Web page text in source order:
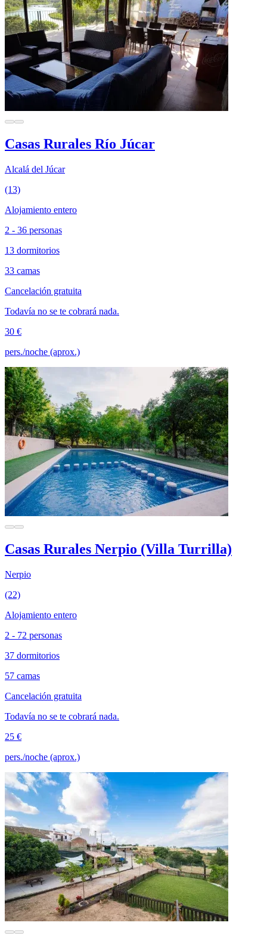
Casas Rurales Río Júcar
Alcalá del Júcar
(13)
Alojamiento entero
2 - 36 personas
13 dormitorios
33 camas
Cancelación gratuita
Todavía no se te cobrará nada.
30 €
pers./noche (aprox.)
Casas Rurales Nerpio (Villa Turrilla)
Nerpio
(22)
Alojamiento entero
2 - 72 personas
37 dormitorios
57 camas
Cancelación gratuita
Todavía no se te cobrará nada.
25 €
pers./noche (aprox.)